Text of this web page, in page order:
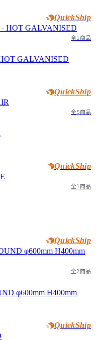
QuickShip
全1商品
GALVANISED
QuickShip
全5商品
QuickShip
全1商品
QuickShip
全2商品
φ600mm H400mm
QuickShip